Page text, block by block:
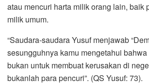
atau mencuri harta milik orang lain, baik
milik umum.
“Saudara-saudara Yusuf menjawab
sesungguhnya kamu mengetahui
bukan untuk membuat kerusakan di
bukanlah para pencuri”. (QS Yusuf: 73).